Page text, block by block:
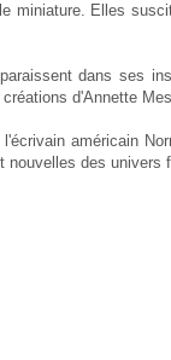
miniature. Elles
dans ses
d'Annette
américain
des univers